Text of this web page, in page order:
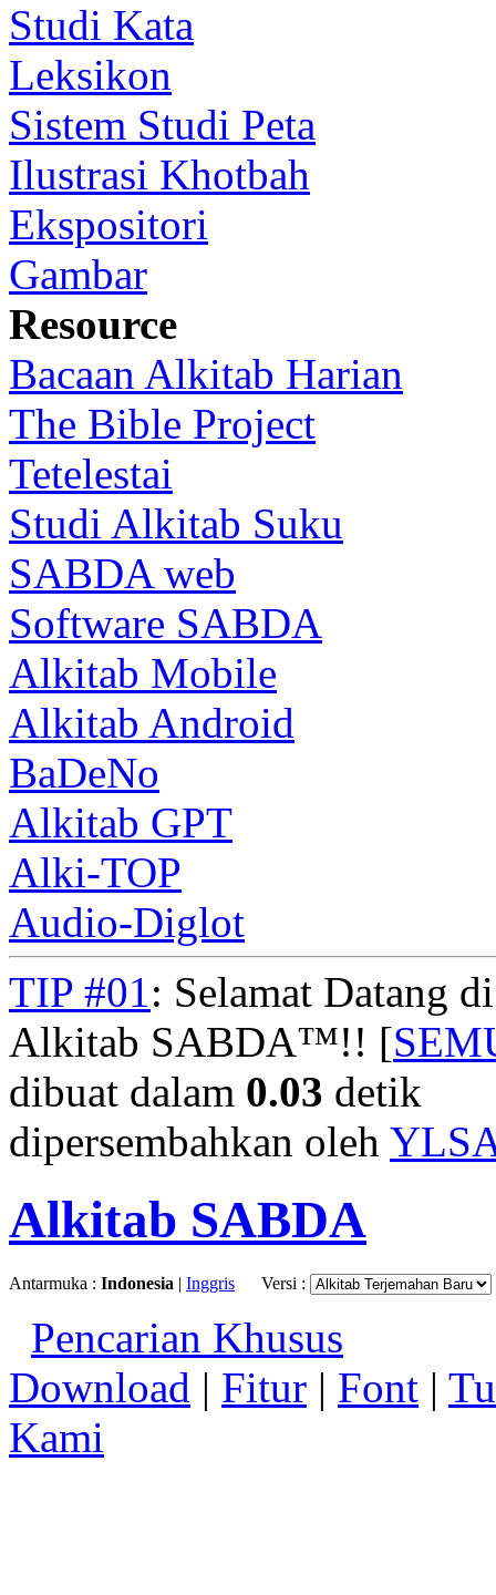
Studi Kata
Leksikon
Sistem Studi Peta
Ilustrasi Khotbah
Ekspositori
Gambar
Resource
Bacaan Alkitab Harian
The Bible Project
Tetelestai
Studi Alkitab Suku
SABDA web
Software SABDA
Alkitab Mobile
Alkitab Android
BaDeNo
Alkitab GPT
Alki-TOP
Audio-Diglot
TIP #01: Selamat Datang
Alkitab SABDA™!! [
dibuat dalam 0.03 detik
dipersembahkan oleh
Alkitab SABDA
Antarmuka : Indonesia | Inggris Versi :
Pencarian Khusus
Download | Fitur | Font |
Kami